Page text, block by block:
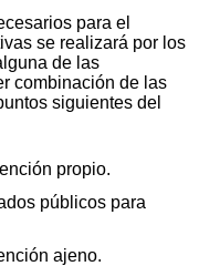
para el
se realizará por los
de las
combinación de las
siguientes del
propio.
públicos para
ajeno.